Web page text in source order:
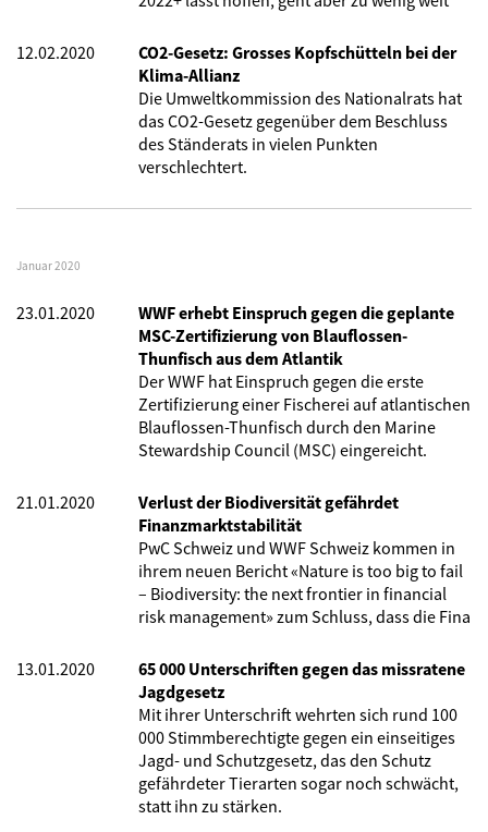
12.02.2020
CO2-Gesetz: Grosses Kopfschütteln bei der
Klima-Allianz
Die Umweltkommission des Nationalrats hat
das CO2-Gesetz gegenüber dem Beschluss
des Ständerats in vielen Punkten
verschlechtert.
Januar 2020
23.01.2020
WWF erhebt Einspruch gegen die geplante
MSC-Zertifizierung von Blauflossen-
Thunfisch aus dem Atlantik
Der WWF hat Einspruch gegen die erste
Zertifizierung einer Fischerei auf atlantischen
Blauflossen-Thunfisch durch den Marine
Stewardship Council (MSC) eingereicht.
21.01.2020
Verlust der Biodiversität gefährdet
Finanzmarktstabilität
PwC Schweiz und WWF Schweiz kommen in
ihrem neuen Bericht «Nature is too big to fail
– Biodiversity: the next frontier in financial
risk management» zum Schluss, dass die Fina
13.01.2020
65 000 Unterschriften gegen das missratene
Jagdgesetz
Mit ihrer Unterschrift wehrten sich rund 100
000 Stimmberechtigte gegen ein einseitiges
Jagd- und Schutzgesetz, das den Schutz
gefährdeter Tierarten sogar noch schwächt,
statt ihn zu stärken.